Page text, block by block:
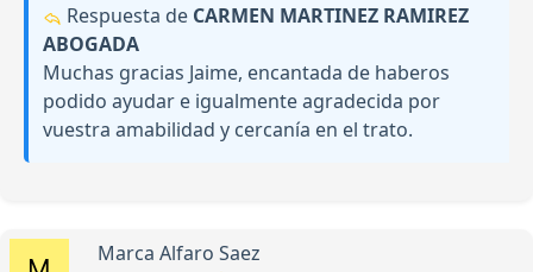
Respuesta de CARMEN MARTINEZ RAMIREZ
ABOGADA
Muchas gracias Jaime, encantada de haberos
podido ayudar e igualmente agradecida por
vuestra amabilidad y cercanía en el trato.
Marca Alfaro Saez